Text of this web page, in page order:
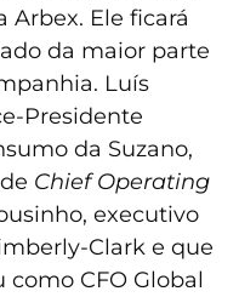
Arbex. Ele ficará
da maior parte
Luís
Presidente
da Suzano,
Chief Operating
executivo
Clark e que
CFO Global